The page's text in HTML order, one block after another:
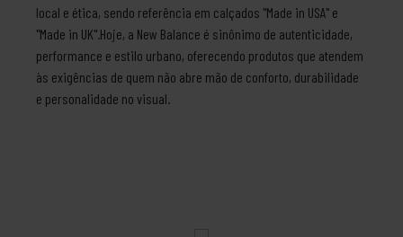
local e ética, sendo referência em calçados "Made in USA" e
"Made in UK".Hoje, a New Balance é sinônimo de autenticidade,
performance e estilo urbano, oferecendo produtos que atendem
às exigências de quem não abre mão de conforto, durabilidade
e personalidade no visual.